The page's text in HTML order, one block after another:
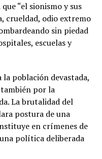
“el sionismo y sus
crueldad, odio extremo
sin piedad
escuelas y
la población devastada,
por la
La brutalidad del
postura de una
en crímenes de
política deliberada